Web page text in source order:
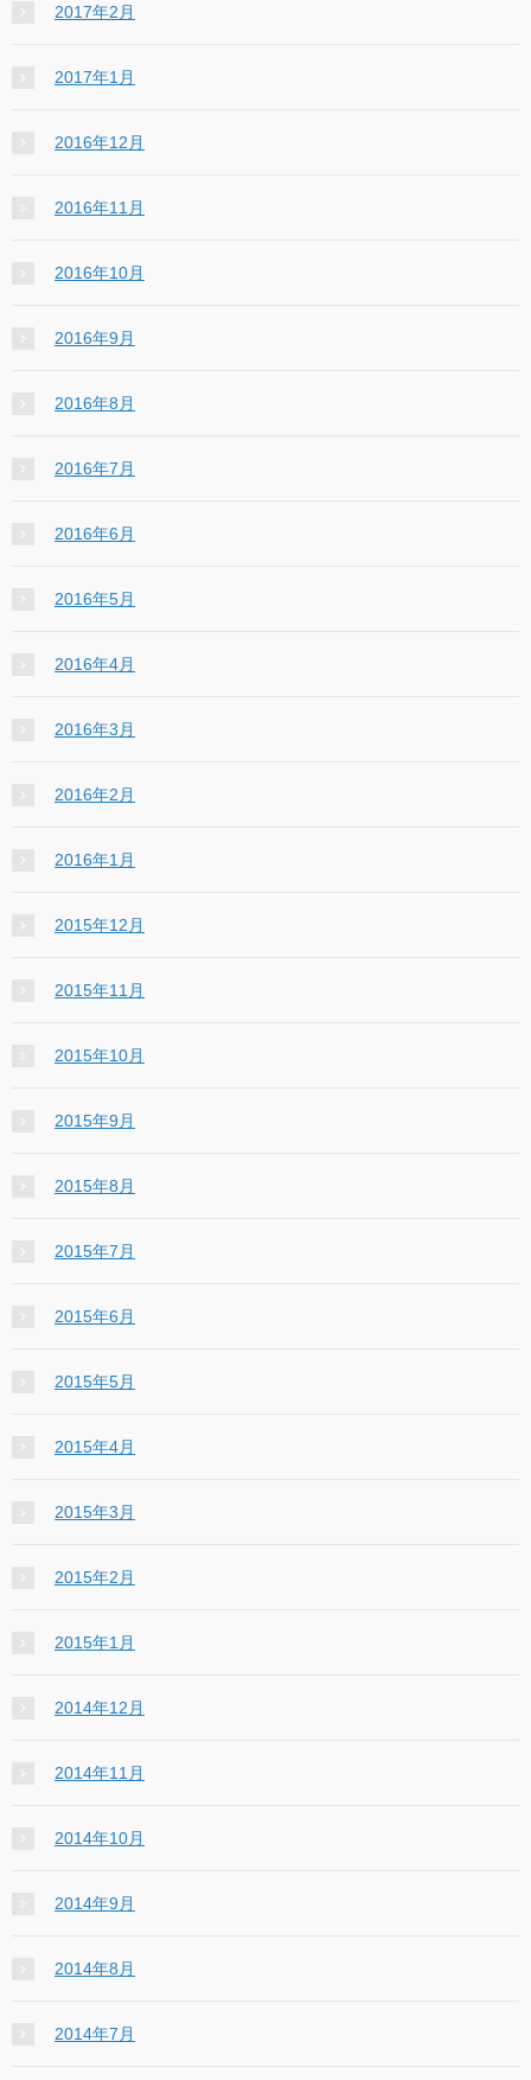
2017年2月
2017年1月
2016年12月
2016年11月
2016年10月
2016年9月
2016年8月
2016年7月
2016年6月
2016年5月
2016年4月
2016年3月
2016年2月
2016年1月
2015年12月
2015年11月
2015年10月
2015年9月
2015年8月
2015年7月
2015年6月
2015年5月
2015年4月
2015年3月
2015年2月
2015年1月
2014年12月
2014年11月
2014年10月
2014年9月
2014年8月
2014年7月